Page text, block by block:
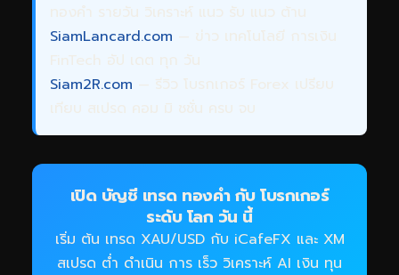
ทองคำ รายวัน วิเคราะห์ แนว รับ แนว ต้าน
SiamLancard.com — ข่าว เทคโนโลยี การเงิน
FinTech อัป เดต ทุก วัน
Siam2R.com — รีวิว โบรกเกอร์ Forex เปรียบ
เทียบ สเปรด คอม มิ ชชั่น ครบ จบ
เปิด บัญชี เทรด ทองคำ กับ โบรกเกอร์
ระดับ โลก วัน นี้
เริ่ม ต้น เทรด XAU/USD กับ iCafeFX และ XM
สเปรด ต่ำ ดำเนิน การ เร็ว วิเคราะห์ AI เงิน ทุน